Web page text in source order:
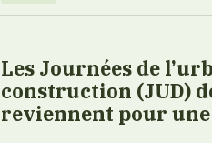
Les Journées de
construction (JUD)
reviennent pour